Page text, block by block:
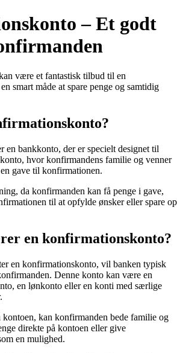
– Et godt
være et fantastisk tilbud til en
smart måde at spare penge og samtidig
en bankkonto, der er specielt designet til
hvor konfirmandens familie og venner
gave til konfirmationen.
da konfirmanden kan få penge i gave,
til at opfylde ønsker eller spare op
en konfirmationskonto?
en konfirmationskonto, vil banken typisk
Denne konto kan være en
en lønkonto eller en konti med særlige
kontoen, kan konfirmanden bede familie og
direkte på kontoen eller give
en mulighed.